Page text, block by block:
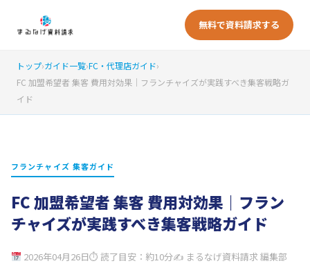
無料で資料請求する
トップ›ガイド一覧›FC・代理店ガイド›
FC 加盟希望者 集客 費用対効果｜フランチャイズが実践すべき集客戦略ガ
イド
フランチャイズ 集客ガイド
FC 加盟希望者 集客 費用対効果｜フラン
チャイズが実践すべき集客戦略ガイド
2026年04月26日⏱ 読了目安：約10分✍ まるなげ資料請求 編集部